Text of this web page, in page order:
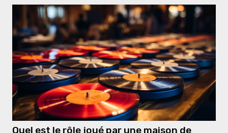
Quel est le rôle joué par une maison de